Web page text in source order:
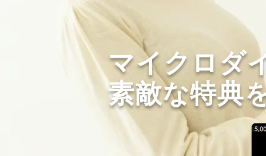
マイクロダ
素敵な特典